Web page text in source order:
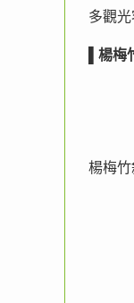
多觀
楊梅
楊梅